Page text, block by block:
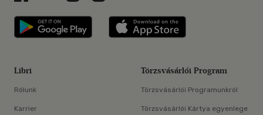
Libri applikáció Szerezd meg: Google
Libri
Rólunk
Karrier
Törzsvásárlói Program
Törzsvásárlói Programunkról
Törzsvásárlói Kártya egyenlege